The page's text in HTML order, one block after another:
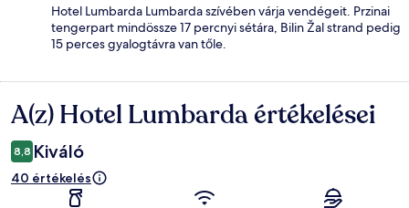
Hotel Lumbarda Lumbarda szívében várja vendégeit. Przinai
tengerpart mindössze 17 percnyi sétára, Bilin Žal strand pedig
15 perces gyalogtávra van tőle.
Értékelések
A(z) Hotel Lumbarda értékelései
8,8 Kiváló
40 értékelés